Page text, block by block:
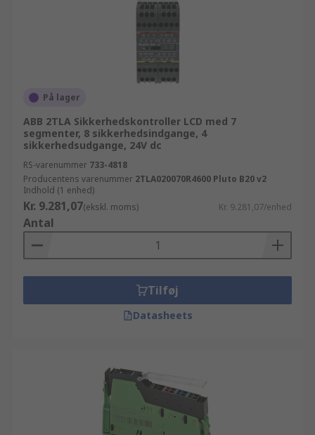
På lager
ABB 2TLA Sikkerhedskontroller LCD med 7
segmenter, 8 sikkerhedsindgange, 4
sikkerhedsudgange, 24V dc
RS-varenummer 733-4818
Producentens varenummer 2TLA020070R4600 Pluto B20 v2
Indhold (1 enhed)
Kr. 9.281,07(ekskl. moms) Kr. 9.281,07/enhed
Antal
Tilføj
Datasheets